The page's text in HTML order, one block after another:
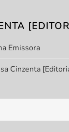
Emissora
Cinzenta